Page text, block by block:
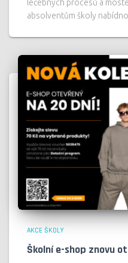
léčebných procesů a
absolventům školy
AKCE ŠKOLY
Školní e-shop znovu